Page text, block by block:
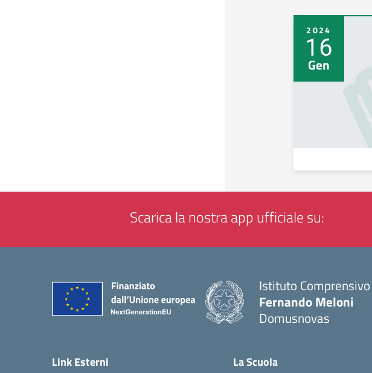
2024
16
Gen
Scarica la nostra app ufficiale su:
Istituto
Fernando Meloni
Domusnovas
Link Esterni La Scuola